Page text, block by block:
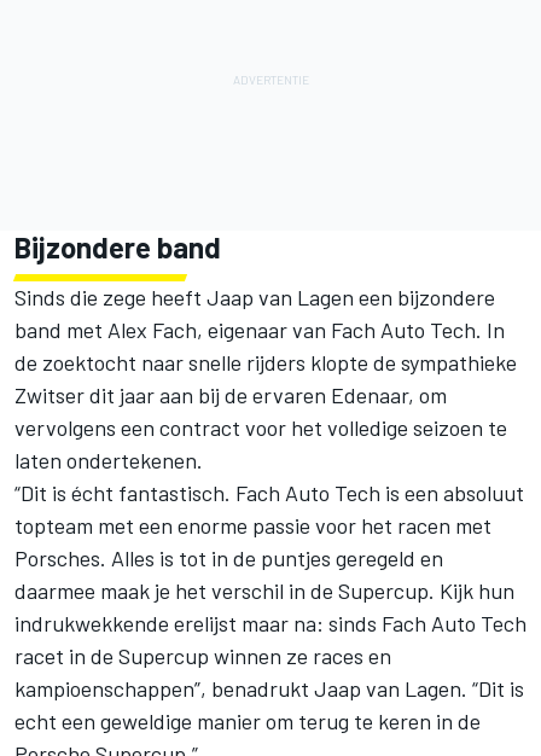
Bijzondere band
Sinds die zege heeft Jaap van Lagen een bijzondere
band met Alex Fach, eigenaar van Fach Auto Tech. In
de zoektocht naar snelle rijders klopte de sympathieke
Zwitser dit jaar aan bij de ervaren Edenaar, om
vervolgens een contract voor het volledige seizoen te
laten ondertekenen.
“Dit is écht fantastisch. Fach Auto Tech is een absoluut
topteam met een enorme passie voor het racen met
Porsches. Alles is tot in de puntjes geregeld en
daarmee maak je het verschil in de Supercup. Kijk hun
indrukwekkende erelijst maar na: sinds Fach Auto Tech
racet in de Supercup winnen ze races en
kampioenschappen”, benadrukt Jaap van Lagen. “Dit is
echt een geweldige manier om terug te keren in de